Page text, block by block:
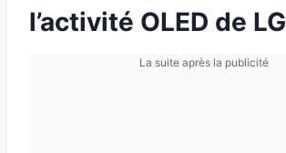
l’activité OLED de LG
La suite après la publicité